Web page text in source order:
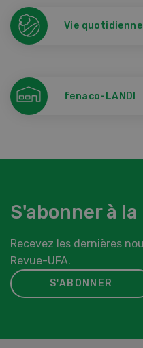
Vie quotidienne
fenaco-LANDI
S'abonner à
Recevez les dernières
Revue-UFA.
S'ABONNER